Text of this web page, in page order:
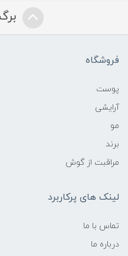
فروشگاه
پوست
آرایشی
مو
برند
مراقبت از گوش
لینک های پرکاربرد
تماس با ما
درباره ما